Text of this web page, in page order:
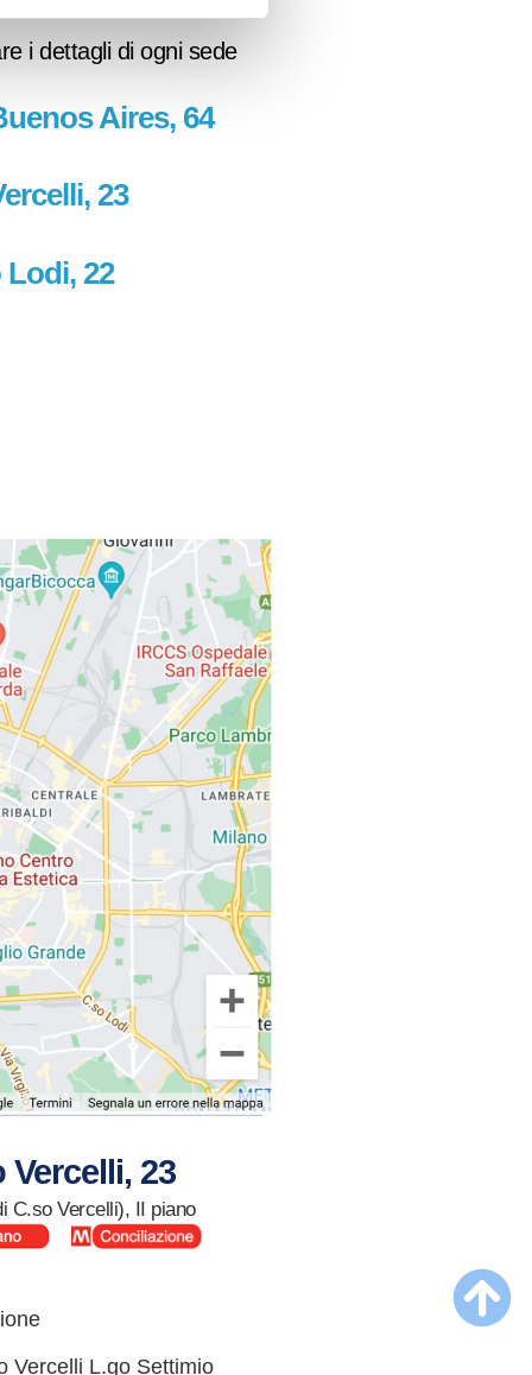
i dettagli di ogni sede
Aires, 64
23
22
Vercelli, 23
C.so Vercelli), II piano
Vercelli L.go Settimio